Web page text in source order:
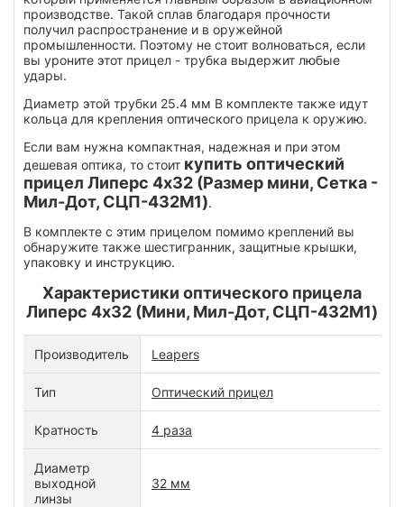
производстве. Такой сплав благодаря прочности
получил распространение и в оружейной
промышленности. Поэтому не стоит волноваться, если
вы уроните этот прицел - трубка выдержит любые
удары.
Диаметр этой трубки 25.4 мм В комплекте также идут
кольца для крепления оптического прицела к оружию.
Если вам нужна компактная, надежная и при этом
дешевая оптика, то стоит купить оптический
прицел Липерс 4x32 (Размер мини, Сетка -
Мил-Дот, СЦП-432М1).
В комплекте с этим прицелом помимо креплений вы
обнаружите также шестигранник, защитные крышки,
упаковку и инструкцию.
Характеристики оптического прицела
Липерс 4x32 (Мини, Мил-Дот, СЦП-432М1)
Производитель Leapers
Тип Оптический прицел
Кратность 4 раза
Диаметр
выходной
линзы
32 мм